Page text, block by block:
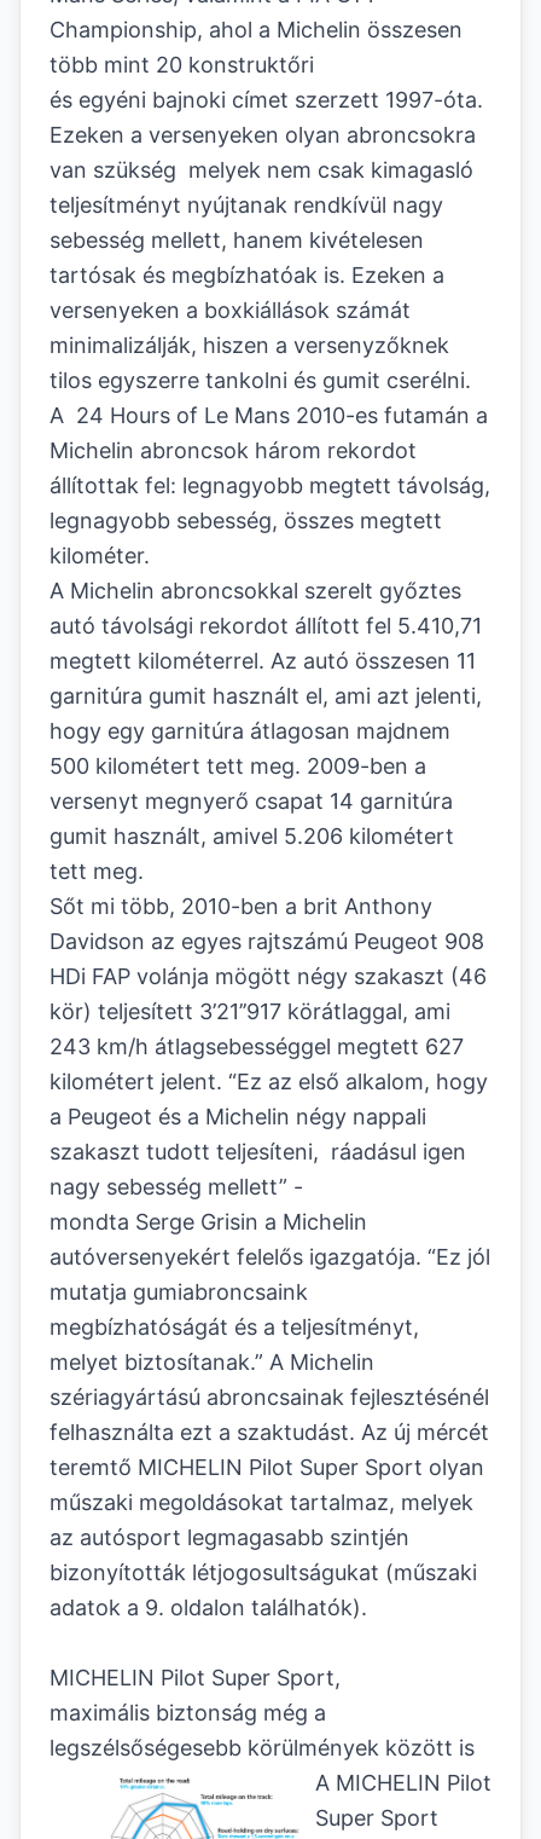
Championship, ahol a Michelin összesen
több mint 20 konstruktőri
és egyéni bajnoki címet szerzett 1997-óta.
Ezeken a versenyeken olyan abroncsokra
van szükség melyek nem csak kimagasló
teljesítményt nyújtanak rendkívül nagy
sebesség mellett, hanem kivételesen
tartósak és megbízhatóak is. Ezeken a
versenyeken a boxkiállások számát
minimalizálják, hiszen a versenyzőknek
tilos egyszerre tankolni és gumit cserélni.
A 24 Hours of Le Mans 2010-es futamán a
Michelin abroncsok három rekordot
állítottak fel: legnagyobb megtett távolság,
legnagyobb sebesség, összes megtett
kilométer.
A Michelin abroncsokkal szerelt győztes
autó távolsági rekordot állított fel 5.410,71
megtett kilométerrel. Az autó összesen 11
garnitúra gumit használt el, ami azt jelenti,
hogy egy garnitúra átlagosan majdnem
500 kilométert tett meg. 2009-ben a
versenyt megnyerő csapat 14 garnitúra
gumit használt, amivel 5.206 kilométert
tett meg.
Sőt mi több, 2010-ben a brit Anthony
Davidson az egyes rajtszámú Peugeot 908
HDi FAP volánja mögött négy szakaszt (46
kör) teljesített 3’21’’917 körátlaggal, ami
243 km/h átlagsebességgel megtett 627
kilométert jelent. “Ez az első alkalom, hogy
a Peugeot és a Michelin négy nappali
szakaszt tudott teljesíteni, ráadásul igen
nagy sebesség mellett” -
mondta Serge Grisin a Michelin
autóversenyekért felelős igazgatója. “Ez jól
mutatja gumiabroncsaink
megbízhatóságát és a teljesítményt,
melyet biztosítanak.” A Michelin
szériagyártású abroncsainak fejlesztésénél
felhasználta ezt a szaktudást. Az új mércét
teremtő MICHELIN Pilot Super Sport olyan
műszaki megoldásokat tartalmaz, melyek
az autósport legmagasabb szintjén
bizonyították létjogosultságukat (műszaki
adatok a 9. oldalon találhatók).
MICHELIN Pilot Super Sport,
maximális biztonság még a
legszélsőségesebb körülmények között is
A MICHELIN Pilot
Super Sport